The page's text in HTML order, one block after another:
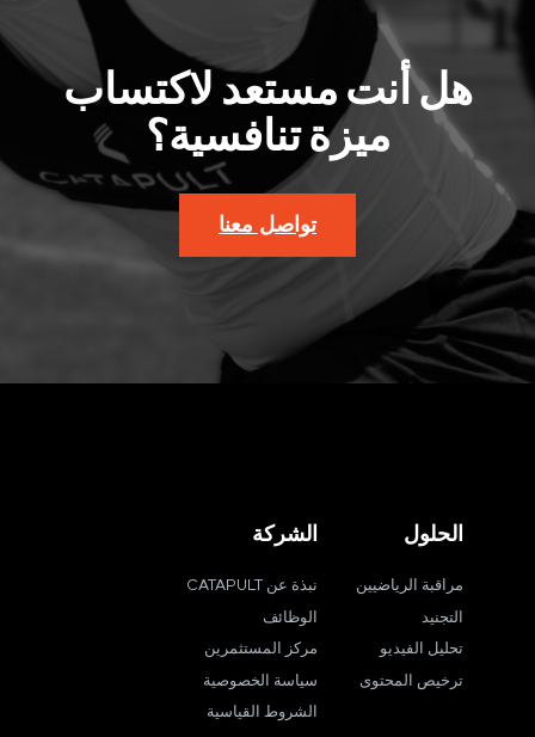
هل أنت مستعد لاكتساب
ميزة تنافسية؟
تواصل معنا
الحلول
مراقبة الرياضيين
التجنيد
تحليل الفيديو
ترخيص المحتوى
الشركة
نبذة عن CATAPULT
الوظائف
مركز المستثمرين
سياسة الخصوصية
الشروط القياسية